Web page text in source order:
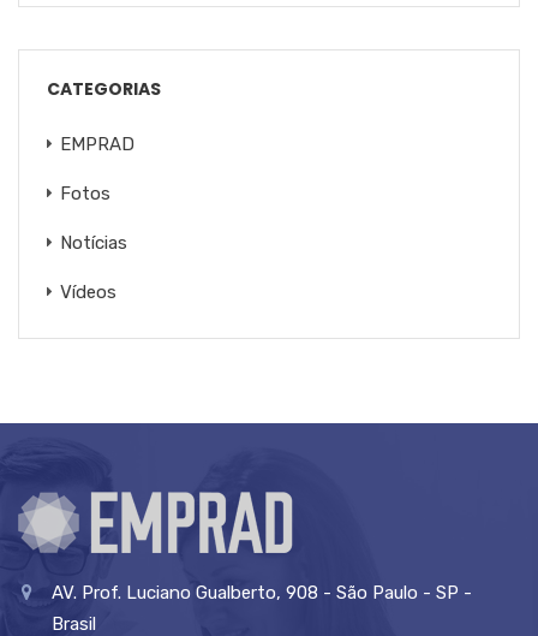
CATEGORIAS
EMPRAD
Fotos
Notícias
Vídeos
AV. Prof. Luciano Gualberto, 908 - São Paulo - SP -
Brasil